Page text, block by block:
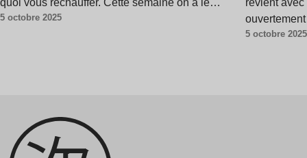
quoi vous réchauffer. Cette semaine on a le…
5 octobre 2025
revient
avec une
5 octobre 2025